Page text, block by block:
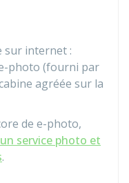
sur internet :
photo (fourni par
agréée sur la
de e-photo,
service photo et
.